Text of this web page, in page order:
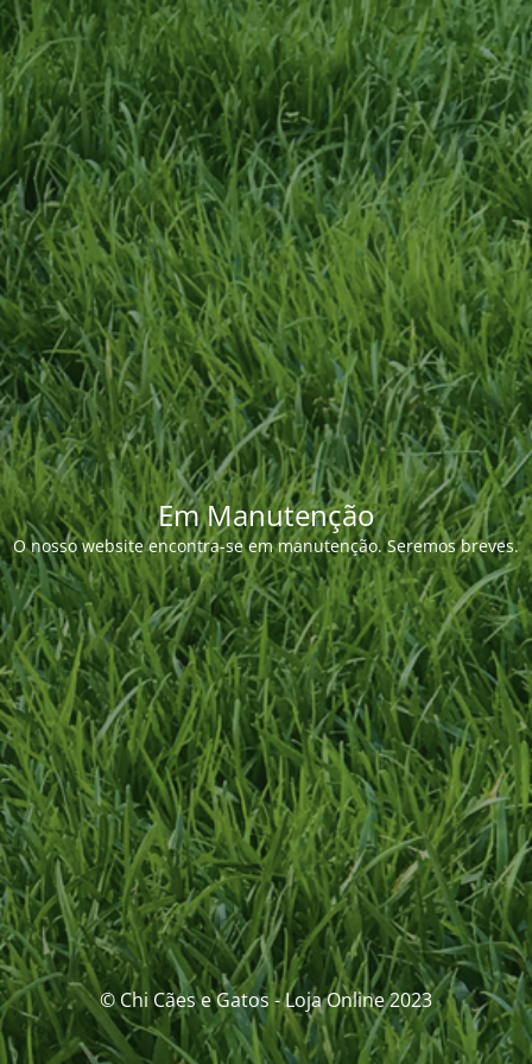
Em Manutenção
O nosso website encontra-se em manutenção. Seremos breves.
© Chi Cães e Gatos - Loja Online 2023